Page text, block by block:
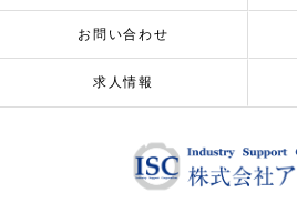
お問い合わせ
求人情報